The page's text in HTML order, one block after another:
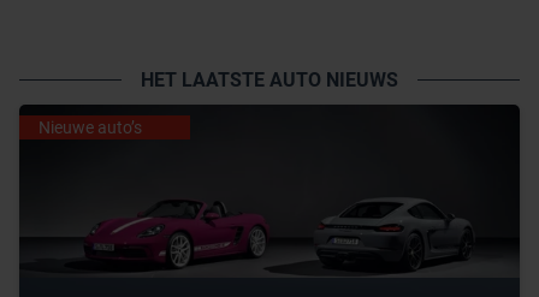
HET LAATSTE AUTO NIEUWS
Nieuwe auto’s